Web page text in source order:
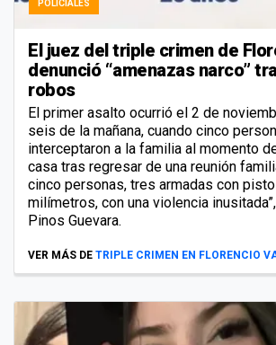
POLICIALES
El juez del triple crimen de
denunció “amenazas narco”
robos
El primer asalto ocurrió el 2 de
seis de la mañana, cuando cinco
interceptaron a la familia al momento
casa tras regresar de una reunión
cinco personas, tres armadas con
milímetros, con una violencia
Pinos Guevara.
VER MÁS DE TRIPLE CRIMEN EN FLORENCIO